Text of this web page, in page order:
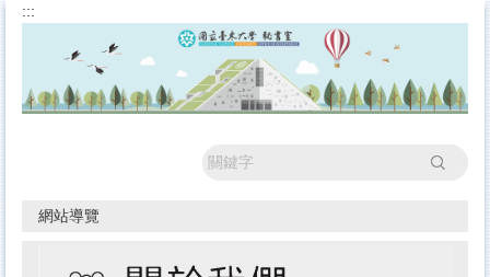
跳
內
:::
搜尋
網站導覽